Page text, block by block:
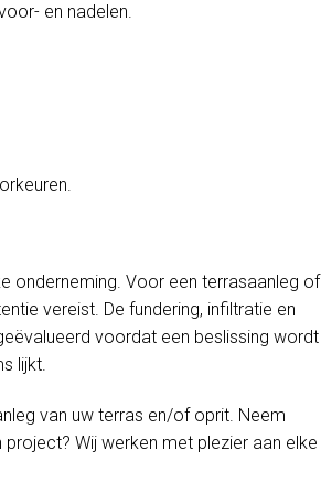
en nadelen.
onderneming. Voor een terrasaanleg of
vereist. De fundering, infiltratie en
voordat een beslissing wordt
lijkt.
van uw terras en/of oprit. Neem
Wij werken met plezier aan elke